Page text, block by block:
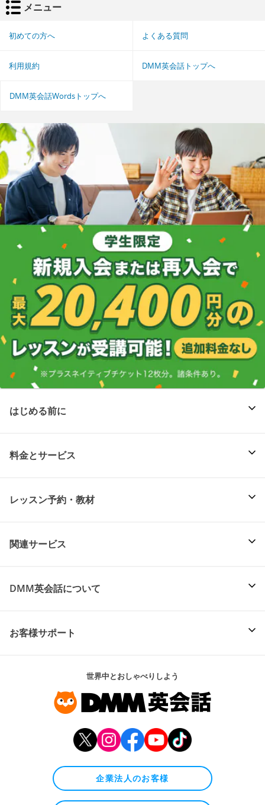
メニュー
初めての方へ よくある質問
利用規約 DMM英会話トップへ
DMM英会話Wordsトップへ
はじめる前に
料金とサービス
レッスン予約・教材
関連サービス
DMM英会話について
お客様サポート
世界中とおしゃべりしよう
企業法人のお客様